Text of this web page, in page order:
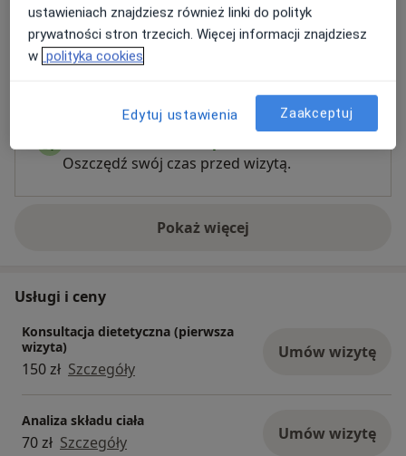
Oszczędź swój czas przed wizytą.
Pokaż więcejo doświadczeniu
Usługi i ceny
Konsultacja dietetyczna (pierwsza
wizyta)
150 zł Szczegóły
Umów wizytę
Analiza składu ciała
70 zł Szczegóły Umów wizytę
ustawieniach znajdziesz również linki do polityk
prywatności stron trzecich. Więcej informacji znajdziesz
w polityka cookies
Edytuj ustawienia Zaakceptuj